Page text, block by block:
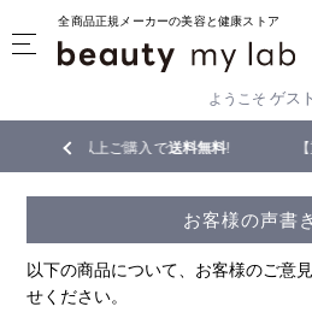
全商品正規メーカーの美容と健康ストア
ようこそ ゲスト
送料無料! 【重要】熊本地震の
お客様の声書
以下の商品について、お客様のご意
せください。